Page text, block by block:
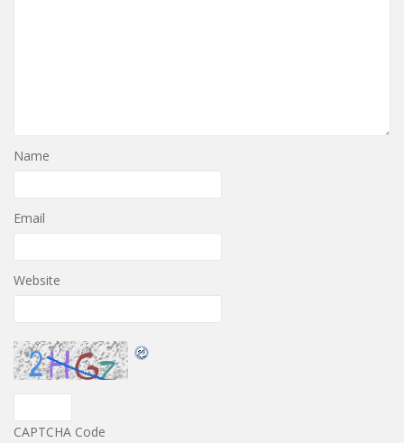
Name
Email
Website
CAPTCHA Code